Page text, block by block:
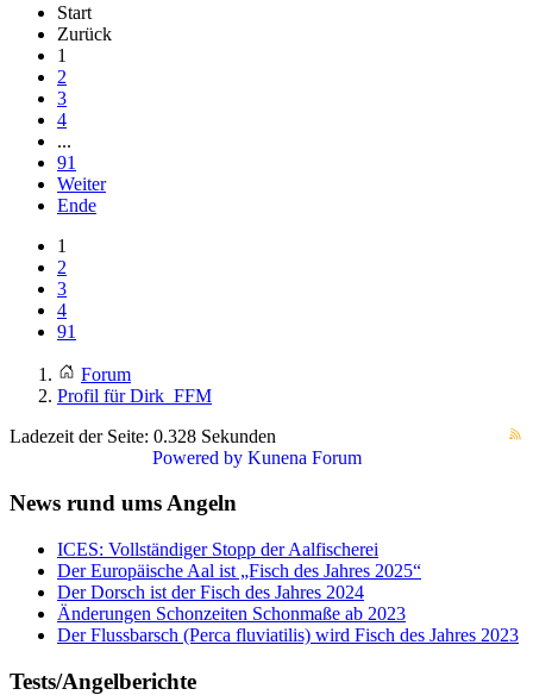
Start
Zurück
1
2
3
4
...
91
Weiter
Ende
1
2
3
4
91
Forum
Profil für Dirk_FFM
Ladezeit der Seite: 0.328 Sekunden
Powered by Kunena Forum
News rund ums Angeln
ICES: Vollständiger Stopp der Aalfischerei
Der Europäische Aal ist „Fisch des Jahres 2025“
Der Dorsch ist der Fisch des Jahres 2024
Änderungen Schonzeiten Schonmaße ab 2023
Der Flussbarsch (Perca fluviatilis) wird Fisch des Jahres 2023
Tests/Angelberichte